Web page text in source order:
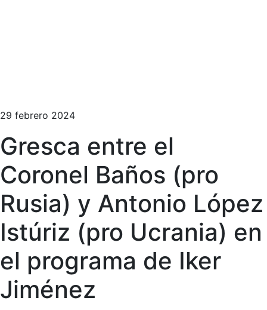
29 febrero 2024
Gresca entre el
Coronel Baños (pro
Rusia) y Antonio López
Istúriz (pro Ucrania) en
el programa de Iker
Jiménez